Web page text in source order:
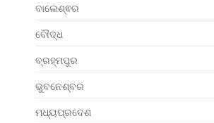
ବାଲେଶ୍ଵର
ବୌଦ୍ଧ
ବ୍ରହ୍ମପୁର
ଭୁବନେଶ୍ବର
ମଧ୍ୟପ୍ରଦେଶ